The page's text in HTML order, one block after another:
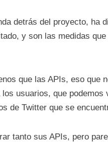
detrás del proyecto, ha
y son las medidas
que las APIs, eso que
usuarios, que podemos
de Twitter que se
tanto sus APIs, pero